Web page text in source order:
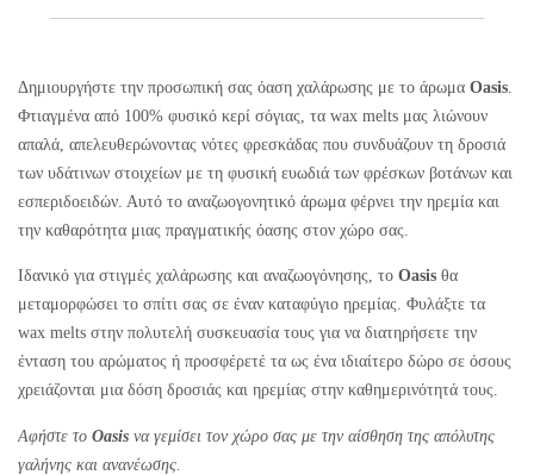
Δημιουργήστε την προσωπική σας όαση χαλάρωσης με το άρωμα Oasis
Φτιαγμένα από 100% φυσικό κερί σόγιας, τα wax melts μας λιώνουν
απαλά, απελευθερώνοντας νότες φρεσκάδας που συνδυάζουν τη δροσιά
των υδάτινων στοιχείων με τη φυσική ευωδιά των φρέσκων βοτάνων και
εσπεριδοειδών. Αυτό το αναζωογονητικό άρωμα φέρνει την ηρεμία και
την καθαρότητα μιας πραγματικής όασης στον χώρο σας.
Ιδανικό για στιγμές χαλάρωσης και αναζωογόνησης, το Oasis θα
μεταμορφώσει το σπίτι σας σε έναν καταφύγιο ηρεμίας. Φυλάξτε τα
wax melts στην πολυτελή συσκευασία τους για να διατηρήσετε την
ένταση του αρώματος ή προσφέρετέ τα ως ένα ιδιαίτερο δώρο σε όσους
χρειάζονται μια δόση δροσιάς και ηρεμίας στην καθημερινότητά τους.
Αφήστε το Oasis να γεμίσει τον χώρο σας με την αίσθηση της απόλυτης
γαλήνης και ανανέωσης.